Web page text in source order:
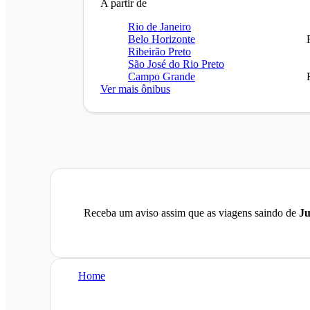
A partir de
Rio de Janeiro
Belo Horizonte
Ribeirão Preto
São José do Rio Preto
Campo Grande
Ver mais ônibus
Receba um aviso assim que as viagens saindo de
Home